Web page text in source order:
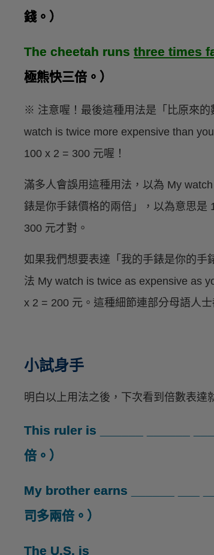
錢。）
The cheetah runs three times
極熊快三倍。）
※ 注意喔！最後這種用法是「比原來
watch is twice more expensive than
100 x 2 = 300 元喔！
滿多人會誤用這種用法，以為 My
錶是你手錶價格的兩倍」，以為意思是
300 元才對。
如果我們想要表達「我的手錶是你的手
法 My watch is twice as expensive as
x 2 = 200 元。這種細節連部分母語人
小試身手
明白以上用法之後，下次看到倍數表達
This ruler is ______ ______
倍。）
My brother earns ______ ___
司多兩倍。）
The U.S. is ______ ______